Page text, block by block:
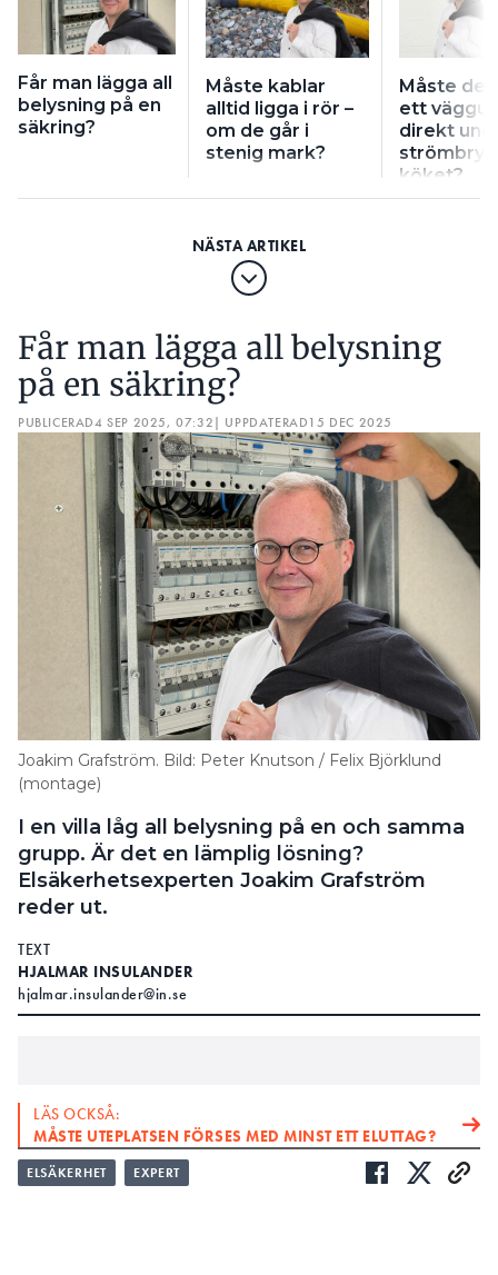
Får man lägga all
belysning på en
säkring?
Måste kablar
alltid ligga i rör –
om de går i
stenig mark?
Måste
ett
direkt
köket?
Får man lägga all belysning
på en säkring?
PUBLICERAD4 SEP 2025, 07:32| UPPDATERAD15 DEC 2025
Joakim Grafström. Bild: Peter Knutson / Felix Björklund
(montage)
I en villa låg all belysning på en och samma
grupp. Är det en lämplig lösning?
Elsäkerhetsexperten Joakim Grafström
reder ut.
TEXT
HJALMAR INSULANDER
hjalmar.insulander@in.se
LÄS OCKSÅ:
MÅSTE UTEPLATSEN FÖRSES MED MINST ETT ELUTTAG?
LÄS OCKSÅ:
ELSÄKERHET EXPERT